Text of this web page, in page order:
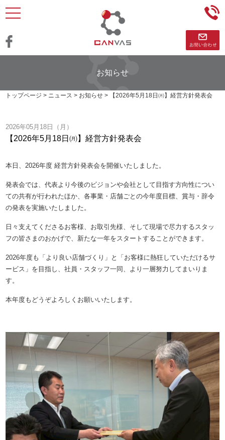
toggle
navigation
お知らせ
トップページ > ニュース > お知らせ > 【2026年5月18日㈪】経営方針発表会
2026年05月18日（月）
【2026年5月18日㈪】経営方針発表会
本日、2026年度 経営方針発表会を開催いたしました。
発表会では、代表より今後のビジョンや会社として目指す方向性につい
ての共有が行われたほか、各事業・店舗ごとの今年度目標、賞与・辞令
の発表を実施いたしました。
日々支えてくださるお客様、お取引先様、そして現場で尽力するスタッ
フの皆さまのおかげで、新たな一年をスタートすることができます。
2026年度も「より良い店舗づくり」と「お客様に熱狂していただけるサ
ービス」を目指し、社員・スタッフ一同、より一層努力してまいりま
す。
本年度もどうぞよろしくお願いいたします。